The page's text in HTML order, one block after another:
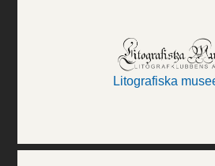
Litografiska